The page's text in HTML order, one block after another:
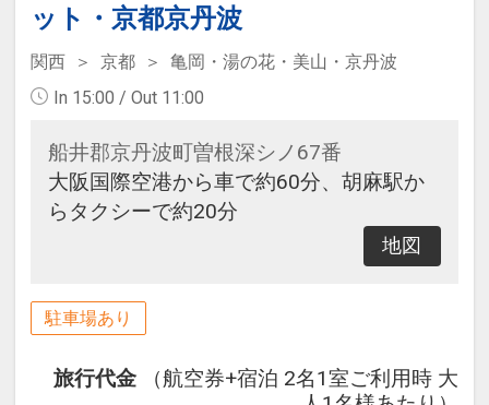
ット・京都京丹波
関西 京都
亀岡・湯の花・美山・京丹波
In 15:00 / Out 11:00
船井郡京丹波町曽根深シノ67番
大阪国際空港から車で約60分、胡麻駅か
らタクシーで約20分
地図
駐車場あり
旅行代金
（航空券+宿泊 2名1室ご利用時 大